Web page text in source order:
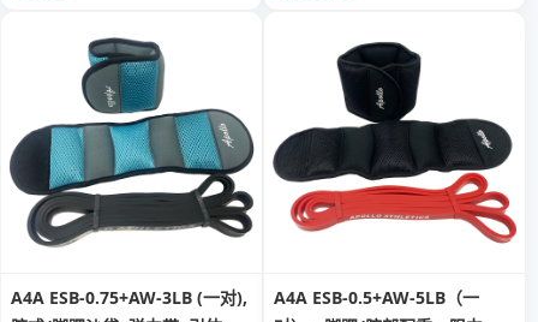
A4A ESB-0.75+AW-3LB (一对),
A4A ESB-0.5+AW-5LB（一